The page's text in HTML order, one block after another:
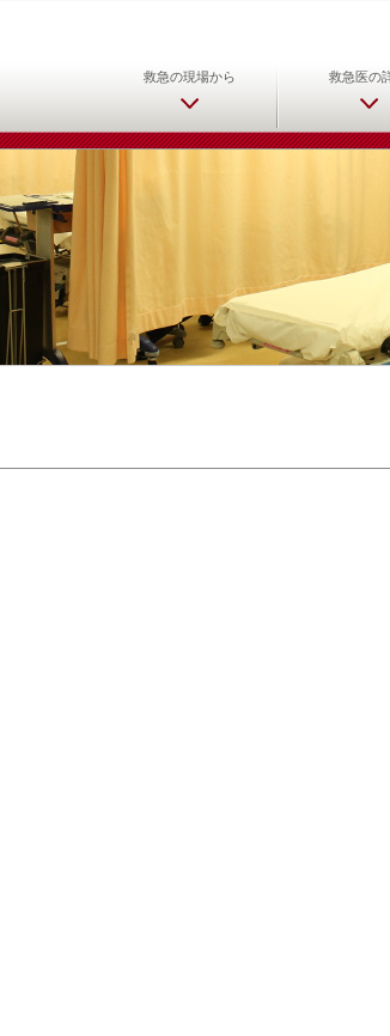
日本救急医学会 救急
救急の現場から 救急医の